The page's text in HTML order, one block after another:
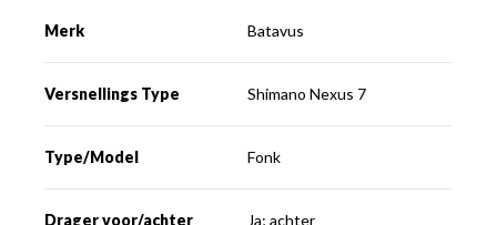
Merk Batavus
Versnellings Type Shimano Nexus 7
Type/Model Fonk
Drager voor/achter Ja; achter